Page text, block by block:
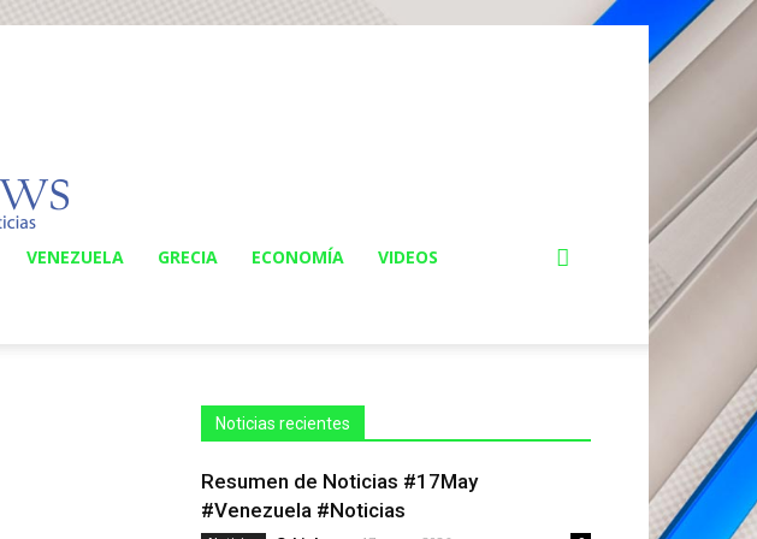
VENEZUELA GRECIA ECONOMÍA VIDEOS
Noticias recientes
Resumen de Noticias #17May
#Venezuela #Noticias